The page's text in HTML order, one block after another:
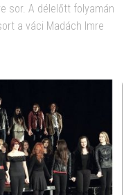
sor. A délelőtt folyamán
a váci Madách Imre